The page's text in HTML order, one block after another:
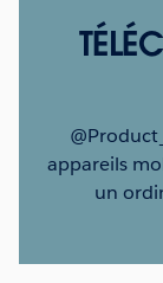
appareils
un